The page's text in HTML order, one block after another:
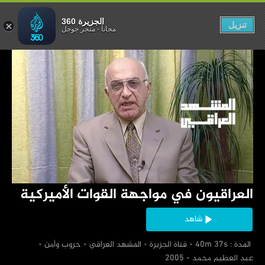
‏العراقيون في مواجهة القوات الأميركية
شاهد
‏ المدة : 40m 37s
‏قناة الجزيرة ‏المشهد العراقي
‏حروب وأمن
‏عبد العظيم محمد
الأميركية
الجزيرة 360
مجاناً-متجر جوجل تنزيل